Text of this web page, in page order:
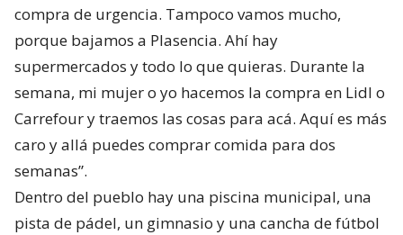
compra de urgencia. Tampoco vamos mucho,
porque bajamos a Plasencia. Ahí hay
supermercados y todo lo que quieras. Durante la
semana, mi mujer o yo hacemos la compra en Lidl o
Carrefour y traemos las cosas para acá. Aquí es más
caro y allá puedes comprar comida para dos
semanas”.
Dentro del pueblo hay una piscina municipal, una
pista de pádel, un gimnasio y una cancha de fútbol